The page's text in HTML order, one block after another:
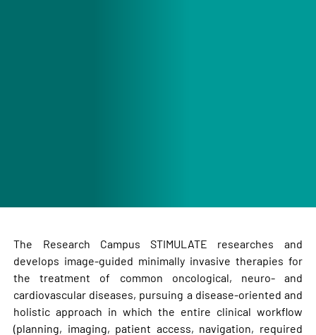
The Research Campus STIMULATE researches and
develops image-guided minimally invasive therapies for
the treatment of common oncological, neuro- and
cardiovascular diseases, pursuing a disease-oriented and
holistic approach in which the entire clinical workflow
(planning, imaging, patient access, navigation, required